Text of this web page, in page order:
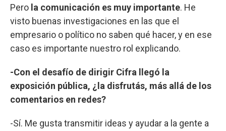
Pero la comunicación es muy importante. He
visto buenas investigaciones en las que el
empresario o político no saben qué hacer, y en ese
caso es importante nuestro rol explicando.
-Con el desafío de dirigir Cifra llegó la
exposición pública, ¿la disfrutás, más allá de los
comentarios en redes?
-Sí. Me gusta transmitir ideas y ayudar a la gente a